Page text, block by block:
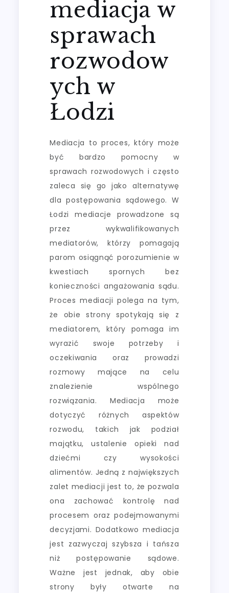
mediacja w
sprawach
rozwodow
ych w
Łodzi
Mediacja to proces, który może
być bardzo pomocny w
sprawach rozwodowych i często
zaleca się go jako alternatywę
dla postępowania sądowego. W
Łodzi mediacje prowadzone są
przez wykwalifikowanych
mediatorów, którzy pomagają
parom osiągnąć porozumienie w
kwestiach spornych bez
konieczności angażowania sądu.
Proces mediacji polega na tym,
że obie strony spotykają się z
mediatorem, który pomaga im
wyrazić swoje potrzeby i
oczekiwania oraz prowadzi
rozmowy mające na celu
znalezienie wspólnego
rozwiązania. Mediacja może
dotyczyć różnych aspektów
rozwodu, takich jak podział
majątku, ustalenie opieki nad
dziećmi czy wysokości
alimentów. Jedną z największych
zalet mediacji jest to, że pozwala
ona zachować kontrolę nad
procesem oraz podejmowanymi
decyzjami. Dodatkowo mediacja
jest zazwyczaj szybsza i tańsza
niż postępowanie sądowe.
Ważne jest jednak, aby obie
strony były otwarte na